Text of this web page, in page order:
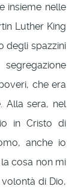
insieme nelle
Luther King
degli spazzini
che era
Alla sera, nel
in Cristo di
anche io
cosa non mi
di Dio,